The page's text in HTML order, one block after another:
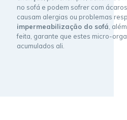
no sofá e podem sofrer com
causam alergias ou problemas
impermeabilização do sofá ,
feita, garante que estes micro-
acumulados ali.